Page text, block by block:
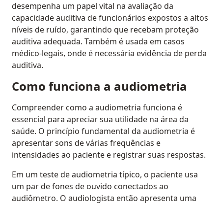
desempenha um papel vital na avaliação da
capacidade auditiva de funcionários expostos a altos
níveis de ruído, garantindo que recebam proteção
auditiva adequada. Também é usada em casos
médico-legais, onde é necessária evidência de perda
auditiva.
Como funciona a audiometria
Compreender como a audiometria funciona é
essencial para apreciar sua utilidade na área da
saúde. O princípio fundamental da audiometria é
apresentar sons de várias frequências e
intensidades ao paciente e registrar suas respostas.
Em um teste de audiometria típico, o paciente usa
um par de fones de ouvido conectados ao
audiômetro. O audiologista então apresenta uma